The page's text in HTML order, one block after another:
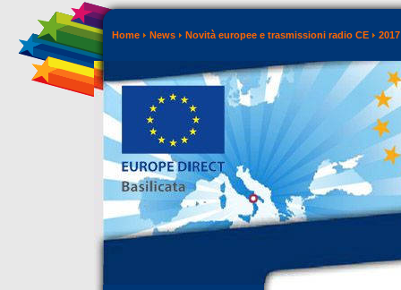
Home News Novità europee e trasmissioni radio CE 2017